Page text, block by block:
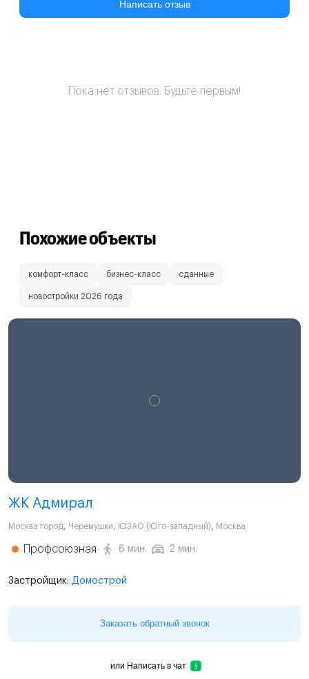
Написать отзыв
Пока нет отзывов. Будьте первым!
Похожие объекты
комфорт-класс бизнес-класс сданные
новостройки 2026 года
ЖК Адмирал
Москва город, Черемушки, ЮЗАО (Юго-западный), Москва
Профсоюзная 6 мин. 2 мин.
Застройщик: Домострой
Заказать обратный звонок
или Написать в чат